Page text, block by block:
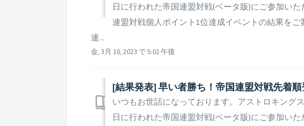
日に行われた帝国連盟対戦(ベータ版)にご参加い
連盟対戦個人ポイント1位達成イベントの結果を
連...
金, 3月 10, 2023 で 5:02 午後
[結果発表] 早い者勝ち！帝国連盟対戦先着順
いつもお世話になっております。アストロキング
日に行われた帝国連盟対戦(ベータ版)にご参加い